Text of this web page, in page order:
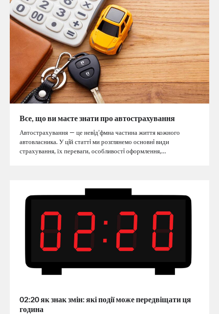
Все, що ви маєте знати про автострахування
Автострахування — це невiд’фмна частина життя кожного
автовласника. У цiй статтi ми розглянемо основнi види
страхування, їх переваги, особливостi оформлення,…
02:20 як знак змін: які події може передвіщати ця
година